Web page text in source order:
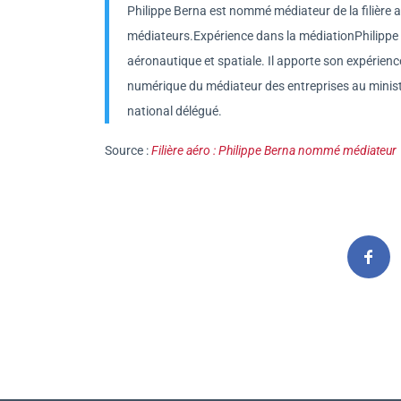
Philippe Berna est nommé médiateur de la filière
médiateurs.Expérience dans la
aéronautique et spatiale. Il apporte son
numérique du médiateur des entreprises au
national délégué.
Source :Filière aéro : Philippe Berna nommé médiateur